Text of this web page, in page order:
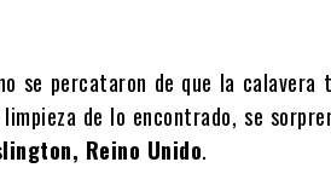
se percataron de que la calavera
de lo encontrado, se
Reino Unido.